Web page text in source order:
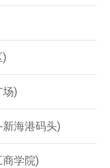
)
场)
海港码头)
学院)